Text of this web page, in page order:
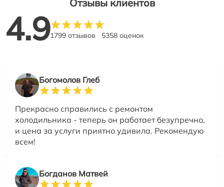
Отзывы клиентов
4.91799 отзывов 5358 оценок
Богомолов Глеб
Прекрасно справились с ремонтом
холодильника - теперь он работает безупречно,
и цена за услуги приятно удивила. Рекомендую
всем!
Богданов Матвей